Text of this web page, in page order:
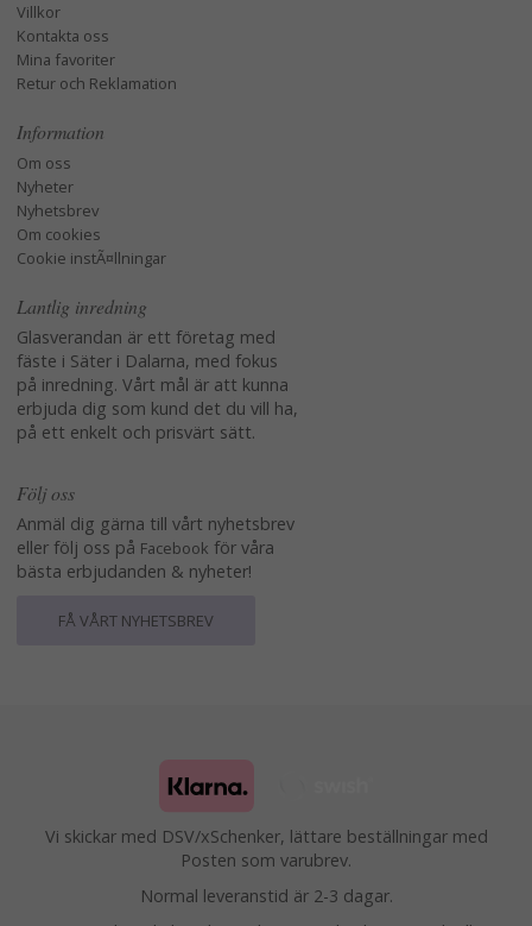
Villkor
Kontakta oss
Mina favoriter
Retur och Reklamation
Information
Om oss
Nyheter
Nyhetsbrev
Om cookies
Cookie instÃ¤llningar
Lantlig inredning
Glasverandan är ett företag med
fäste i Säter i Dalarna, med fokus
på inredning. Vårt mål är att kunna
erbjuda dig som kund det du vill ha,
på ett enkelt och prisvärt sätt.
Följ oss
Anmäl dig gärna till vårt nyhetsbrev
eller följ oss på Facebook för våra
bästa erbjudanden & nyheter!
FÅ VÅRT NYHETSBREV
Vi skickar med DSV/xSchenker, lättare beställningar med
Posten som varubrev.
Normal leveranstid är 2-3 dagar.